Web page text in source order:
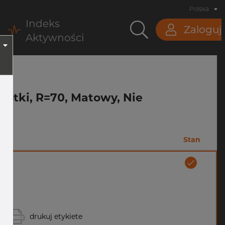
Indeks
Aktywności
Zaloguj
Polska
R=70, Matowy, Nie
Stan
drukuj etykiete